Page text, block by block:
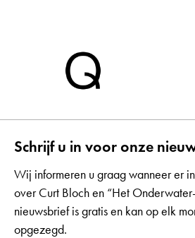
Schrijf u in voor onze
Wij informeren u graag wanneer er
over Curt Bloch en “Het
nieuwsbrief is gratis en kan op elk
opgezegd.